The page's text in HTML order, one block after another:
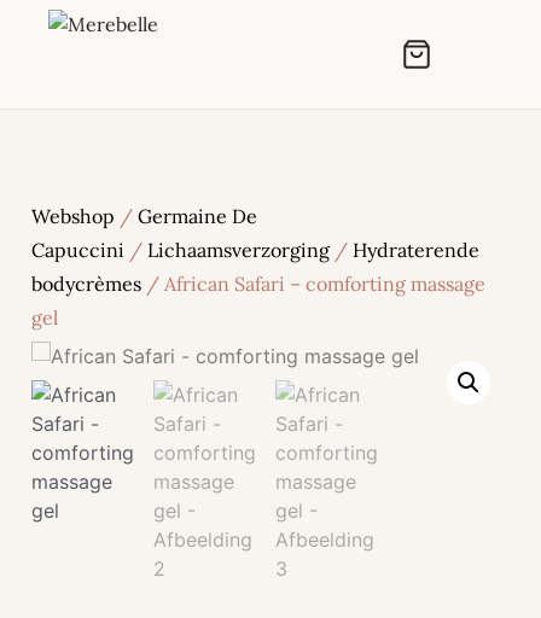
Webshop / Germaine De
Capuccini / Lichaamsverzorging / Hydraterende
bodycrèmes / African Safari – comforting massage
gel